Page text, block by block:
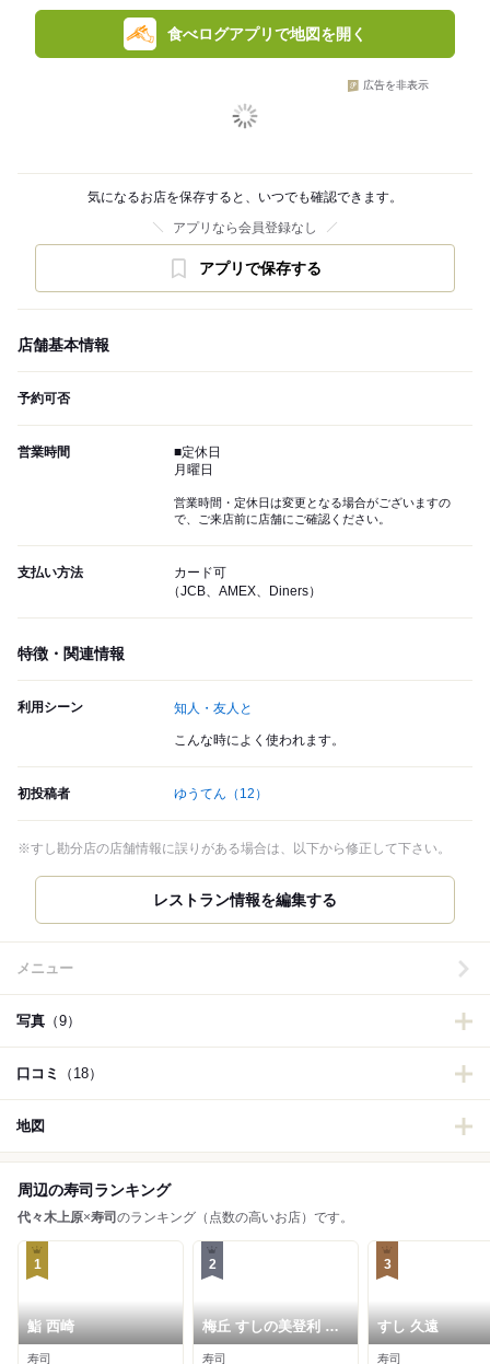
食べログアプリで地図を開く
広告を非表示
気になるお店を保存すると、いつでも確認できます。
アプリなら会員登録なし
アプリで保存する
店舗基本情報
予約可否
営業時間
■定休日
月曜日
営業時間・定休日は変更となる場合がございますの
で、ご来店前に店舗にご確認ください。
支払い方法
カード可
（JCB、AMEX、Diners）
特徴・関連情報
利用シーン 知人・友人と
こんな時によく使われます。
初投稿者 ゆうてん （12）
※すし勘分店の店舗情報に誤りがある場合は、以下から修正して下さい。
レストラン情報を編集する
メニュー
写真 （9）
口コミ （18）
地図
周辺の寿司ランキング
代々木上原×寿司 のランキング（点数の高いお店）です。
1
鮨 西崎
寿司
2
梅丘 すしの美登利 旬
代々木上原店
寿司
3
すし 久遠
寿司